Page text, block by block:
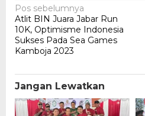
Navigasi
pos
Pos sebelumnya
Atlit BIN Juara Jabar Run
10K, Optimisme Indonesia
Sukses Pada Sea Games
Kamboja 2023
Jangan Lewatkan